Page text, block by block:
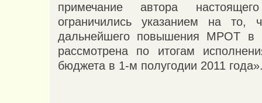
примечание автора
ограничились указанием на то,
дальнейшего повышения МРОТ в
рассмотрена по итогам
бюджета в 1-м полугодии 2011